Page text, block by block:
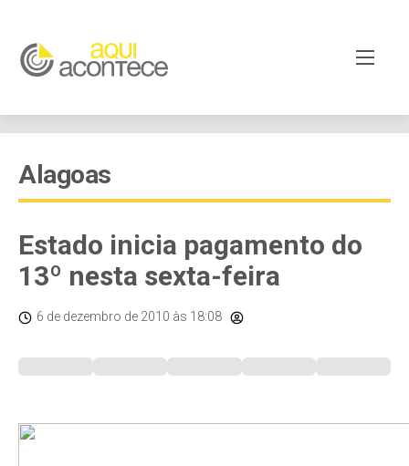
Alagoas
Estado inicia pagamento do
13º nesta sexta-feira
6 de dezembro de 2010 às 18:08